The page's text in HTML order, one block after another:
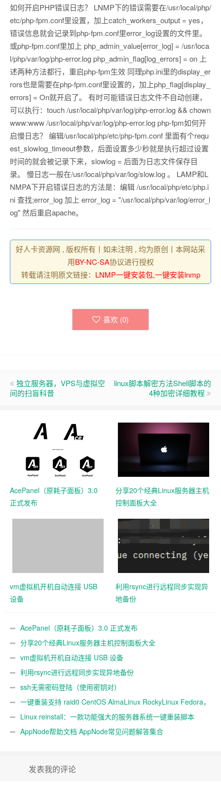
如何开启PHP错误日志？ LNMP下的错误需要在/usr/local/php/
etc/php-fpm.conf里设置，加上catch_workers_output = yes，
错误信息就会记录到php-fpm.conf里error_log设置的文件里。
或php-fpm.conf里加上 php_admin_value[error_log] = /usr/loca
l/php/var/log/php-error.log php_admin_flag[log_errors] = on 上
述两种方法都行，重启php-fpm生效 同理php.ini里的display_er
rors也是需要在php-fpm.conf里设置的，加上php_flag[display_
errors] = On就开启了。 有时可能错误日志文件不自动创建，
可以执行：touch /usr/local/php/var/log/php-error.log && chown
www:www /usr/local/php/var/log/php-error.log php-fpm如何开
启慢日志？ 编辑/usr/local/php/etc/php-fpm.conf 里面有个requ
est_slowlog_timeout参数，后面设置多少秒就是执行超过设置
时间的就会被记录下来，slowlog = 后面为日志文件保存目
录。 慢日志一般在/usr/local/php/var/log/slow.log 。 LAMP和L
NMPA下开启错误日志的方法是：编辑 /usr/local/php/etc/php.i
ni 查找;error_log 加上 error_log = "/usr/local/php/var/log/error_l
og" 然后重启apache。
好人卡资源网 , 版权所有丨如未注明 , 均为原创丨本网站采
用BY-NC-SA协议进行授权
转载请注明原文链接： LNMP一键安装包,一键安装lnmp
喜欢 (0)
独立服务器，VPS与虚拟空
间的扫盲科普
linux脚本解密方法Shell脚本的
4种加密详细教程
AcePanel（原耗子面板）3.0
正式发布
分享20个经典Linux服务器主机
控制面板大全
vm虚拟机开机自动连接 USB
设备
利用rsync进行远程同步实现异
地备份
AcePanel（原耗子面板）3.0 正式发布
分享20个经典Linux服务器主机控制面板大全
vm虚拟机开机自动连接 USB 设备
利用rsync进行远程同步实现异地备份
ssh无需密码登陆（使用密钥对）
一键重装支持 raid0 CentOS AlmaLinux RockyLinux Fedora，
不同系统互装
Linux reinstall：一款功能强大的服务器系统一键重装脚本
AppNode帮助文档 AppNode常见问题解答集合
发表我的评论